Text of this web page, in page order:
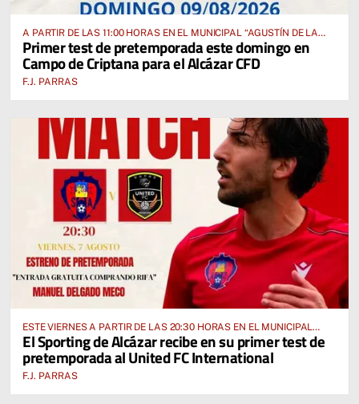
A PARTIR DE LAS 11:00 HORAS EN EL MUNICIPAL “AGUSTÍN DE LA
FUENTE” ANTE EL CUD CRIPTANENSE
Primer test de pretemporada este domingo en
Campo de Criptana para el Alcázar CFD
F.J. PARRAS
ESTE VIERNES A PARTIR DE LAS 20:30 HORAS EN EL MUNICIPAL
“MANUEL DELGADO MECO”
El Sporting de Alcázar recibe en su primer test de
pretemporada al United FC International
F.J. PARRAS